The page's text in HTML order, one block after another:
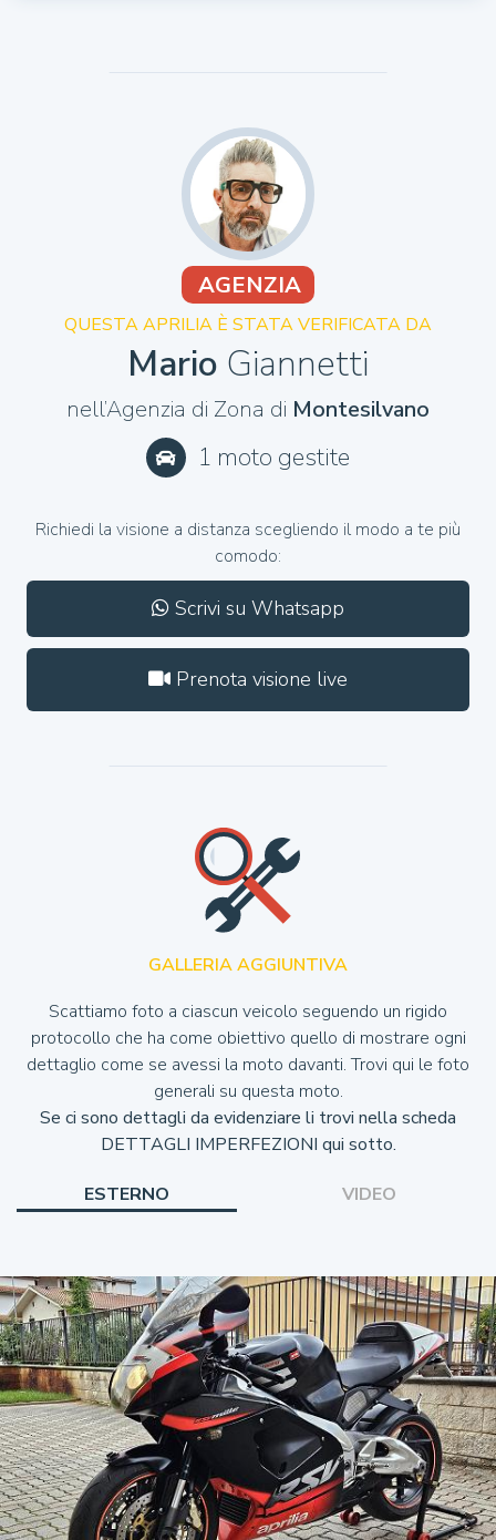
QUESTA APRILIA È STATA VERIFICATA DA
Mario Giannetti
nell’Agenzia di Zona di Montesilvano
1 moto gestite
Richiedi la visione a distanza scegliendo il modo a te più
comodo:
Scrivi su Whatsapp
Prenota visione live
GALLERIA AGGIUNTIVA
Scattiamo foto a ciascun veicolo seguendo un rigido
protocollo che ha come obiettivo quello di mostrare ogni
dettaglio come se avessi la moto davanti. Trovi qui le foto
generali su questa moto.
Se ci sono dettagli da evidenziare li trovi nella scheda
DETTAGLI IMPERFEZIONI qui sotto.
ESTERNO VIDEO